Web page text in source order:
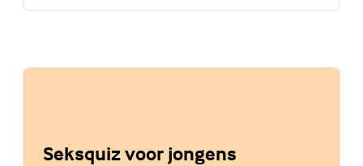
Seksquiz voor jongens